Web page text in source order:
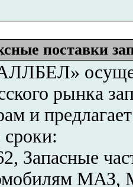
поставки
рынка
и
Запасные